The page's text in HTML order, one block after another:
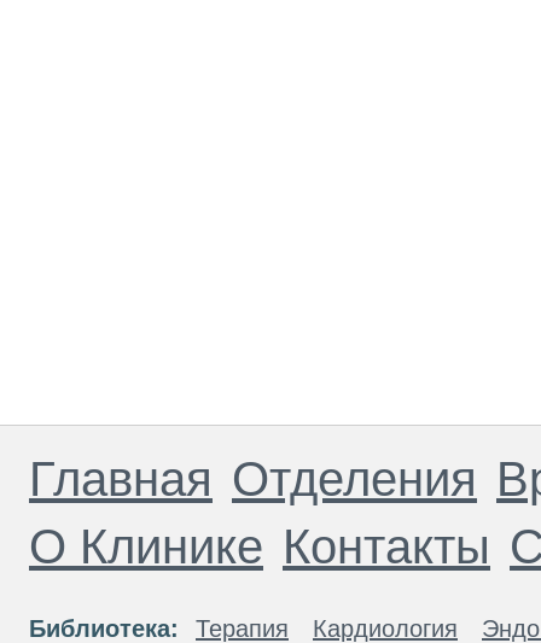
Главная Отделения
О Клинике Контакты
Библиотека: Терапия Кардиология